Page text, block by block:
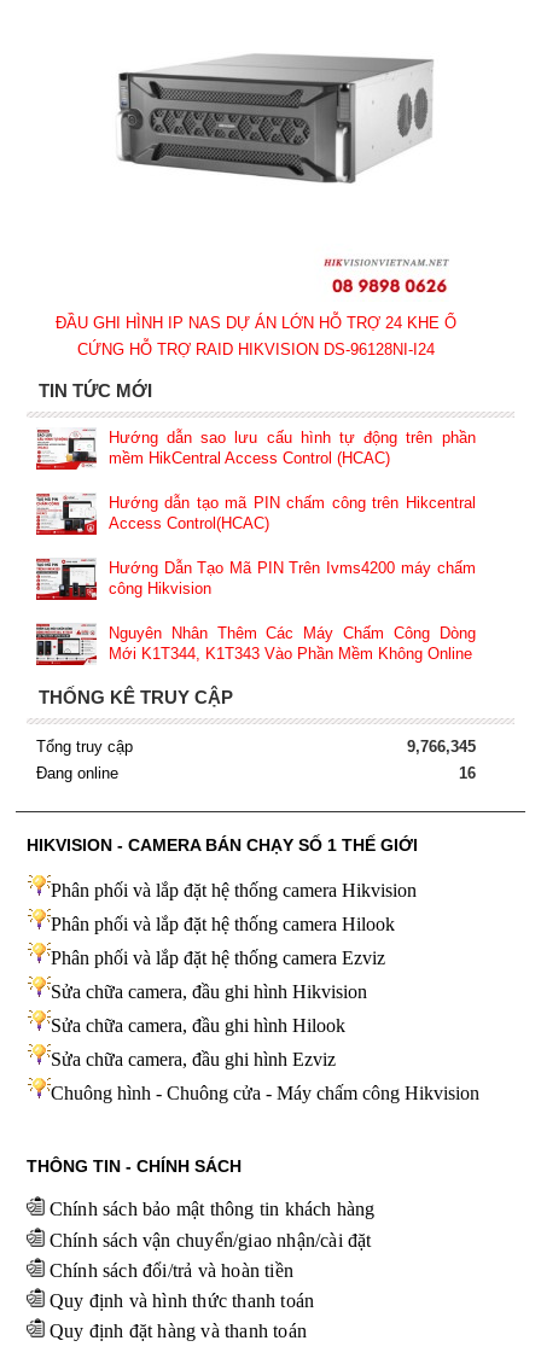
ĐẦU GHI HÌNH IP NAS DỰ ÁN LỚN HỖ TRỢ 24 KHE Ổ
CỨNG HỖ TRỢ RAID HIKVISION DS-96128NI-I24
TIN TỨC MỚI
Hướng dẫn sao lưu cấu hình tự động trên phần
mềm HikCentral Access Control (HCAC)
Hướng dẫn tạo mã PIN chấm công trên Hikcentral
Access Control(HCAC)
Hướng Dẫn Tạo Mã PIN Trên Ivms4200 máy chấm
công Hikvision
Nguyên Nhân Thêm Các Máy Chấm Công Dòng
Mới K1T344, K1T343 Vào Phần Mềm Không Online
THỐNG KÊ TRUY CẬP
Tổng truy cập
9,766,345
Đang online
16
HIKVISION - CAMERA BÁN CHẠY SỐ 1 THẾ GIỚI
Phân phối và lắp đặt hệ thống camera Hikvision
Phân phối và lắp đặt hệ thống camera Hilook
Phân phối và lắp đặt hệ thống camera Ezviz
Sửa chữa camera, đầu ghi hình Hikvision
Sửa chữa camera, đầu ghi hình Hilook
Sửa chữa camera, đầu ghi hình Ezviz
Chuông hình - Chuông cửa - Máy chấm công Hikvision
THÔNG TIN - CHÍNH SÁCH
Chính sách bảo mật thông tin khách hàng
Chính sách vận chuyển/giao nhận/cài đặt
Chính sách đổi/trả và hoàn tiền
Quy định và hình thức thanh toán
Quy định đặt hàng và thanh toán